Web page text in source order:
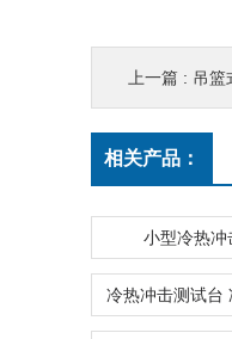
上一篇 : 吊篮
相关产品：
小型冷热冲